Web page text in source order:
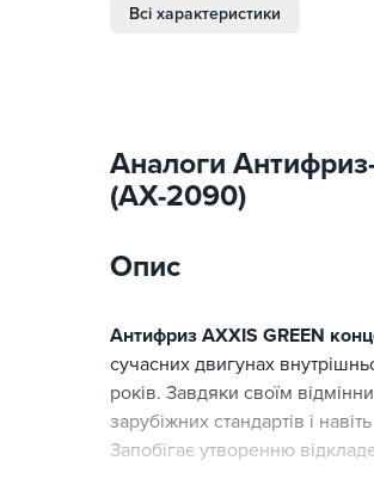
Всі характеристики
Аналоги
(AX-2090)
Опис
Антифриз AXXIS GREEN
сучасних двигунах
років. Завдяки своїм
зарубіжних стандартів і
Запобігає утворенню